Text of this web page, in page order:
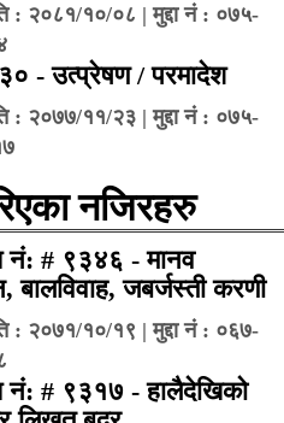
: २०८१/१०/०८ | मुद्दा नं : ०७५-
- उत्प्रेषण / परमादेश
: २०७७/११/२३ | मुद्दा नं : ०७५-
नजिरहरु
नं: # ९३४६ - मानव
बालविवाह, जबर्जस्ती करणी
: २०७१/१०/१९ | मुद्दा नं : ०६७-
नं: # ९३१७ - हालैदेखिको